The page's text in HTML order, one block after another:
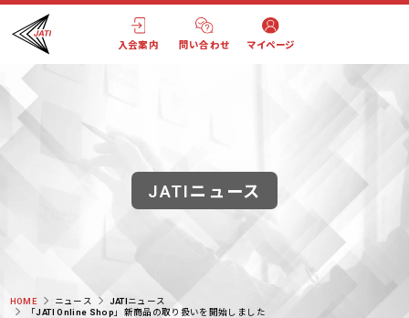
入会案内 問い合わせ マイページ
JATIニュース
HOME ニュース
JATIニュース
「JATI Online Shop」新商品の取り扱いを開始しました